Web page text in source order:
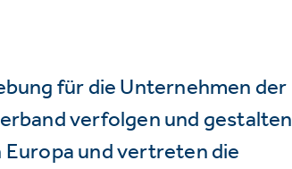
für die Unternehmen der
verfolgen und gestalten
Europa und vertreten die